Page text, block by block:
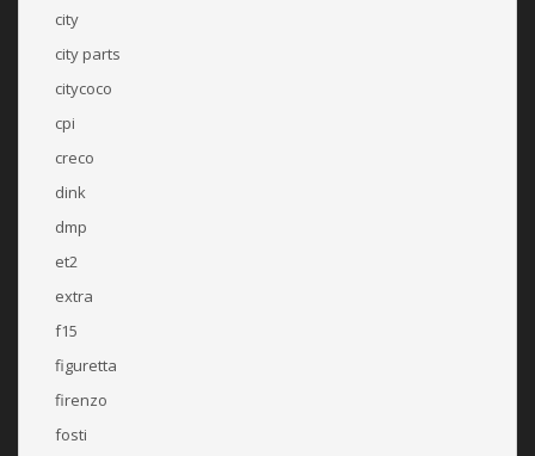
city
city parts
citycoco
cpi
creco
dink
dmp
et2
extra
f15
figuretta
firenzo
fosti